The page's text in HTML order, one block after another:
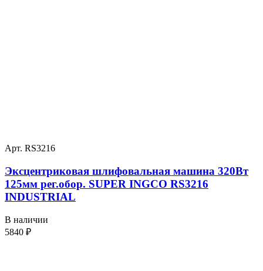
Арт. RS3216
Эксцентриковая шлифовальная машина 320Вт
125мм рег.обор. SUPER INGCO RS3216
INDUSTRIAL
В наличии
5840 ₽